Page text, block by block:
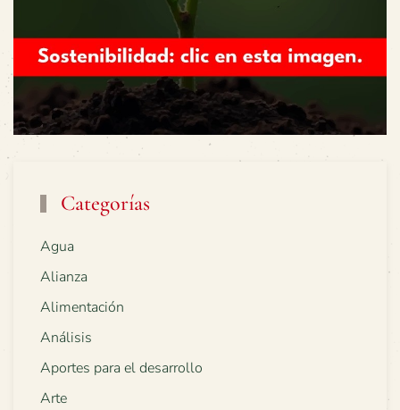
Categorías
Agua
Alianza
Alimentación
Análisis
Aportes para el desarrollo
Arte